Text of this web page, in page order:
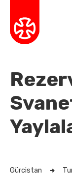
Gürcistan